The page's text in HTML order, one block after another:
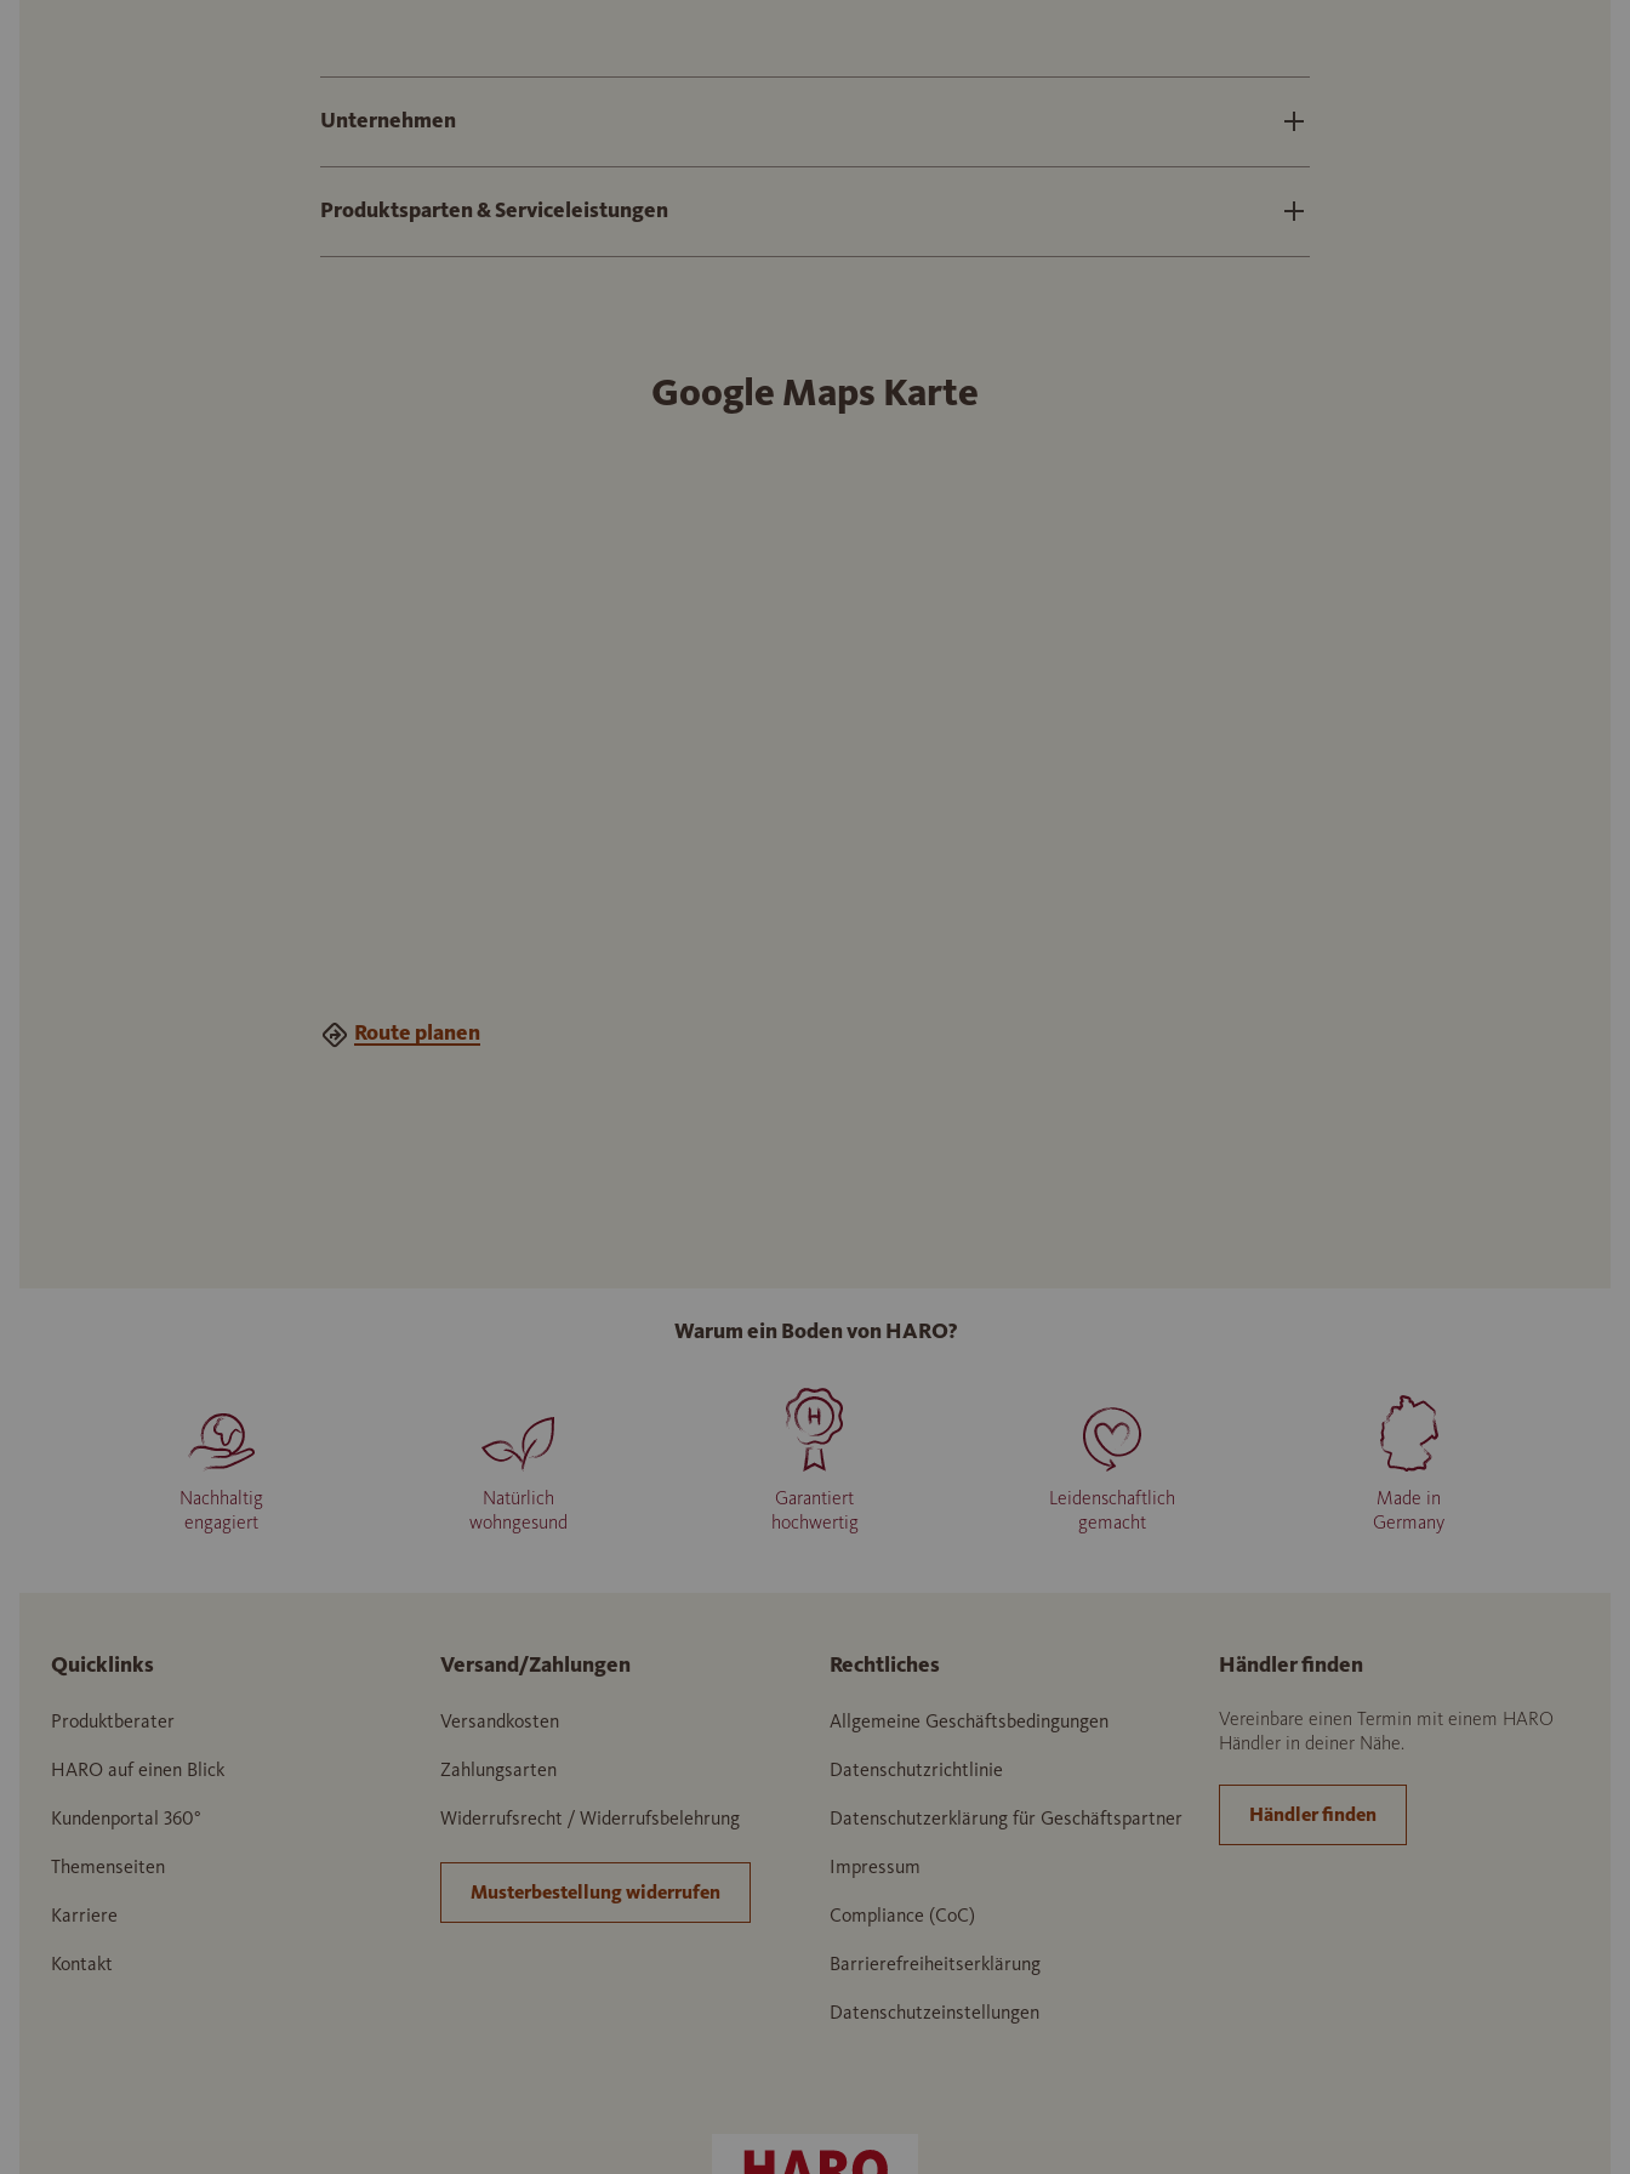
Unternehmen
Produktsparten & Serviceleistungen
Google Maps Karte
Route planen
Warum ein Boden von HARO?
Nachhaltig
engagiert
Natürlich
wohngesund
Garantiert
hochwertig
Leidenschaftlich
gemacht
Made in
Germany
Quicklinks
Produktberater
HARO auf einen Blick
Kundenportal 360°
Themenseiten
Karriere
Kontakt
Versand/Zahlungen
Versandkosten
Zahlungsarten
Widerrufsrecht / Widerrufsbelehrung
Musterbestellung widerrufen
Rechtliches
Allgemeine Geschäftsbedingungen
Datenschutzrichtlinie
Datenschutzerklärung für Geschäftspartner
Impressum
Compliance (CoC)
Barrierefreiheitserklärung
Datenschutzeinstellungen
Händler finden
Vereinbare einen Termin mit einem HARO
Händler in deiner Nähe.
Händler finden